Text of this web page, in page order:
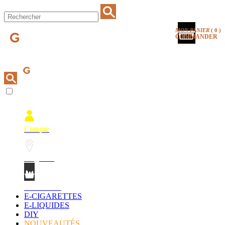
MON PANIER ( 0 )
COMMANDER
Compte
E-CIGARETTES
E-LIQUIDES
DIY
NOUVEAUTÉS